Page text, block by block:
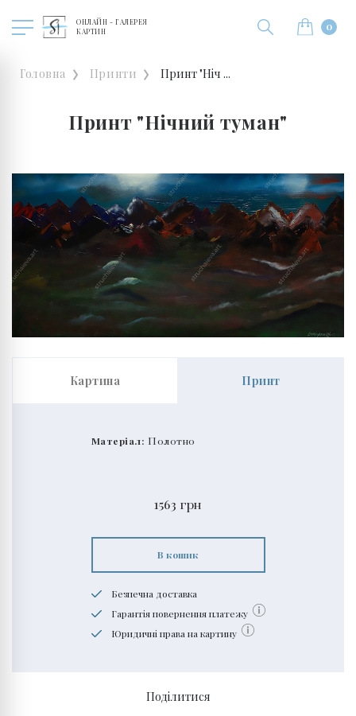
ОНЛАЙН - ГАЛЕРЕЯ
КАРТИН
0
Головна Принти Принт "Ніч ...
Принт "Нічний туман"
Картина Принт
Матеріал: Полотно
1563 грн
В кошик
Безпечна доставка
Гарантія повернення платежу
Юридичні права на картину
Поділитися